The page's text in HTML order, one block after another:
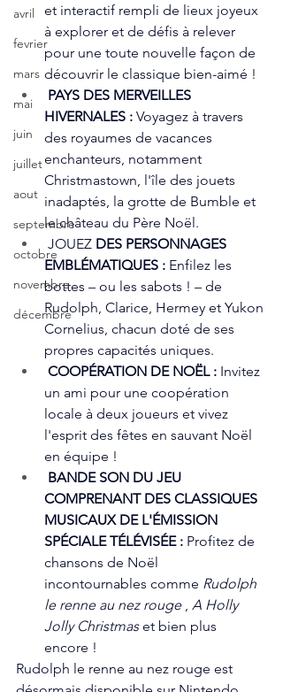
avril
fevrier
mars
mai
juin
juillet
aout
septembre
octobre
novembre
décembre
et interactif rempli de lieux joyeux
à explorer et de défis à relever
pour une toute nouvelle façon de
découvrir le classique bien-aimé !
PAYS DES MERVEILLES
HIVERNALES : Voyagez à travers
des royaumes de vacances
enchanteurs, notamment
Christmastown, l'île des jouets
inadaptés, la grotte de Bumble et
le château du Père Noël.
JOUEZ DES PERSONNAGES
EMBLÉMATIQUES : Enfilez les
bottes – ou les sabots ! – de
Rudolph, Clarice, Hermey et Yukon
Cornelius, chacun doté de ses
propres capacités uniques.
COOPÉRATION DE NOËL : Invitez
un ami pour une coopération
locale à deux joueurs et vivez
l'esprit des fêtes en sauvant Noël
en équipe !
BANDE SON DU JEU
COMPRENANT DES CLASSIQUES
MUSICAUX DE L'ÉMISSION
SPÉCIALE TÉLÉVISÉE : Profitez de
chansons de Noël
incontournables comme Rudolph
le renne au nez rouge , A Holly
Jolly Christmas et bien plus
encore !
Rudolph le renne au nez rouge est